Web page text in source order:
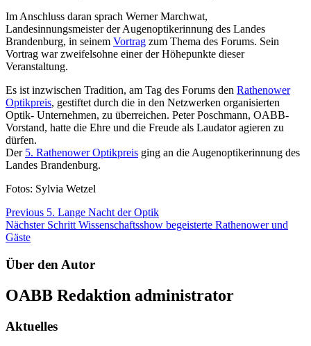
Im Anschluss daran sprach Werner Marchwat,
Landesinnungsmeister der Augenoptikerinnung des Landes
Brandenburg, in seinem Vortrag zum Thema des Forums. Sein
Vortrag war zweifelsohne einer der Höhepunkte dieser
Veranstaltung.
Es ist inzwischen Tradition, am Tag des Forums den Rathenower
Optikpreis, gestiftet durch die in den Netzwerken organisierten
Optik- Unternehmen, zu überreichen. Peter Poschmann, OABB-
Vorstand, hatte die Ehre und die Freude als Laudator agieren zu
dürfen.
Der 5. Rathenower Optikpreis ging an die Augenoptikerinnung des
Landes Brandenburg.
Fotos: Sylvia Wetzel
Beitragsnavigation
Previous 5. Lange Nacht der Optik
Nächster Schritt Wissenschaftsshow begeisterte Rathenower und
Gäste
Über den Autor
OABB Redaktion administrator
Aktuelles